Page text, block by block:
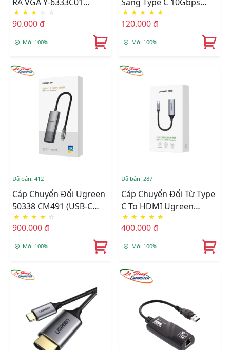
UNITEK
★ ★ ★ ☆ ☆
90.000 đ
Mới 100%
ORICO AH-AC10-GY
★ ★ ★ ★ ★
120.000 đ
Mới 100%
Đã bán: 412
Cáp Chuyển Đổi Ugreen
50338 CM491 (USB-C
Sang HDMI, 7cm, 8K
60Hz)
★ ★ ★ ★ ☆
900.000 đ
Mới 100%
Đã bán: 287
Cáp Chuyển Đổi Từ Type
C To HDMI Ugreen
(70444)
★ ★ ★ ★ ★
400.000 đ
Mới 100%